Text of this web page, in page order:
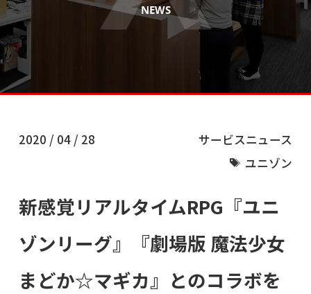
NEWS
2020 / 04 / 28
サービスニュース
ユニゾン
新感覚リアルタイムRPG『ユニ
ゾンリーグ』『劇場版 魔法少女
まどか☆マギカ』とのコラボを